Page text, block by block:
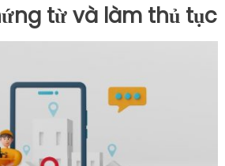
từ và làm thủ tục